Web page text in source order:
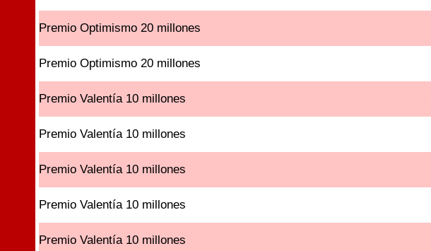
Premio Optimismo 20 millones
Premio Optimismo 20 millones
Premio Valentía 10 millones
Premio Valentía 10 millones
Premio Valentía 10 millones
Premio Valentía 10 millones
Premio Valentía 10 millones